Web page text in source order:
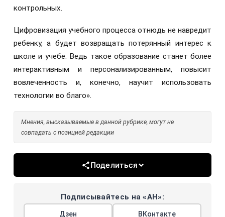
контрольных.
Цифровизация учебного процесса отнюдь не навредит
ребенку, а будет возвращать потерянный интерес к
школе и учебе. Ведь такое образование станет более
интерактивным и персонализированным, повысит
вовлеченность и, конечно, научит использовать
технологии во благо».
Мнения, высказываемые в данной рубрике, могут не
совпадать с позицией редакции
Поделиться
Подписывайтесь на «АН»:
Дзен ВКонтакте